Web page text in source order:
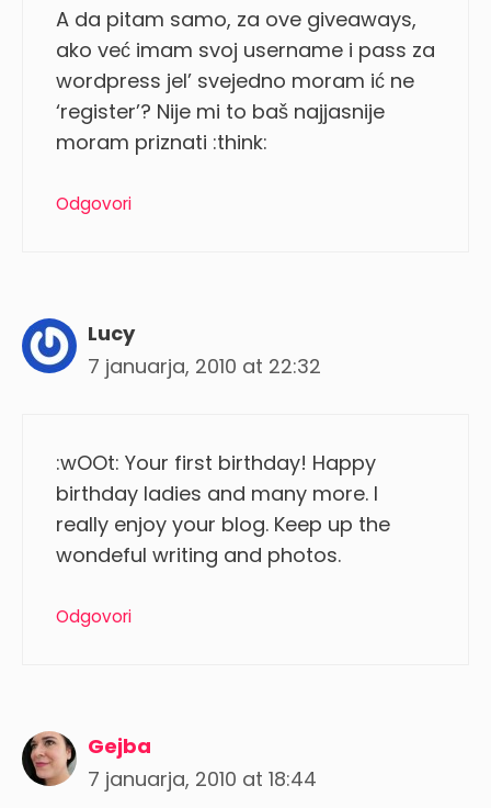
A da pitam samo, za ove giveaways,
ako već imam svoj username i pass za
wordpress jel’ svejedno moram ić ne
‘register’? Nije mi to baš najjasnije
moram priznati :think:
Odgovori
Lucy
7 januarja, 2010 at 22:32
:wOOt: Your first birthday! Happy
birthday ladies and many more. I
really enjoy your blog. Keep up the
wondeful writing and photos.
Odgovori
Gejba
7 januarja, 2010 at 18:44